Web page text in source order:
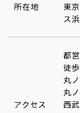
所在地
東
ス
アクセス
都
徒
丸
丸
西